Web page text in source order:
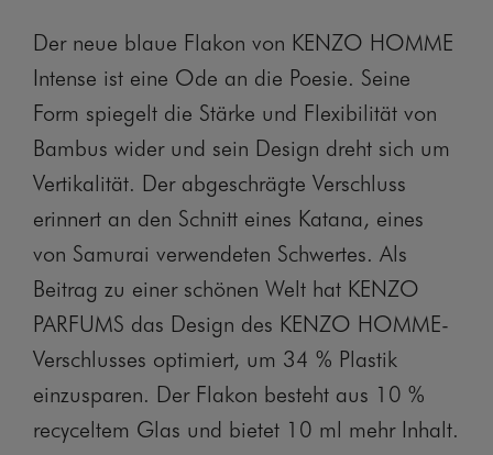
Der neue blaue Flakon von KENZO HOMME
Intense ist eine Ode an die Poesie. Seine
Form spiegelt die Stärke und Flexibilität von
Bambus wider und sein Design dreht sich um
Vertikalität. Der abgeschrägte Verschluss
erinnert an den Schnitt eines Katana, eines
von Samurai verwendeten Schwertes. Als
Beitrag zu einer schönen Welt hat KENZO
PARFUMS das Design des KENZO HOMME-
Verschlusses optimiert, um 34 % Plastik
einzusparen. Der Flakon besteht aus 10 %
recyceltem Glas und bietet 10 ml mehr Inhalt.